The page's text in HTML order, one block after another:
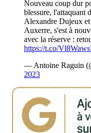
Nouveau coup dur
blessure, l'attaquant
Alexandre Dujeux et
Auxerre, s'est à
avec la réserve :
https://t.co/
— Antoine Raguin
2023